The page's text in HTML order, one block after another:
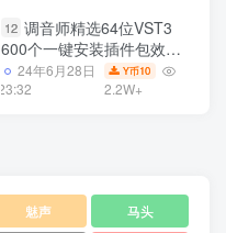
12 调音师精选64位VST3
600个一键安装插件包效果
器集合10G WiN
24年6月28日
23:32
Y币10
2.2W+
魅声
马头